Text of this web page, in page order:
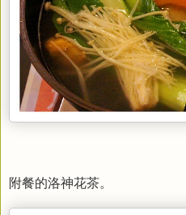
附餐的洛神花茶。